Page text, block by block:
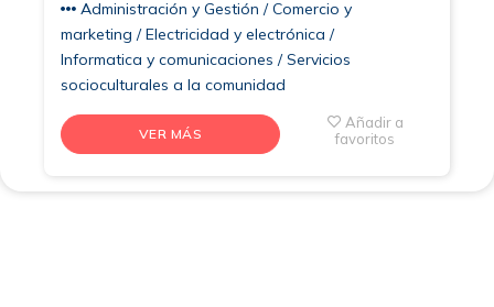
Administración y Gestión / Comercio y
marketing / Electricidad y electrónica /
Informatica y comunicaciones / Servicios
socioculturales a la comunidad
VER MÁS
Añadir a
favoritos